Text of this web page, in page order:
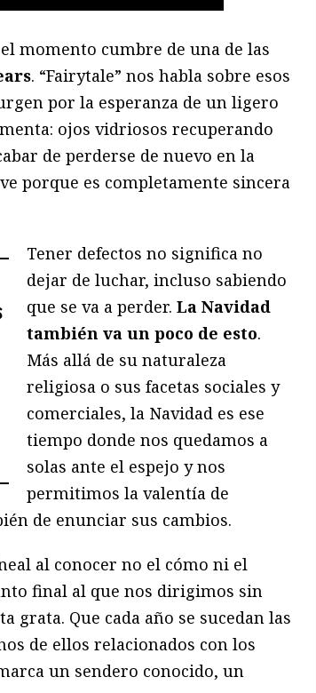
momento cumbre de una de las
. “Fairytale” nos habla sobre esos
por la esperanza de un ligero
ojos vidriosos recuperando
de perderse de nuevo en la
porque es completamente sincera
Tener defectos no significa no
dejar de luchar, incluso sabiendo
que se va a perder.La Navidad
también va un poco de esto.
Más allá de su naturaleza
religiosa o sus facetas sociales y
comerciales, la Navidad es ese
tiempo donde nos quedamos a
solas ante el espejo y nos
permitimos la valentía de
de enunciar sus cambios.
al conocer no el cómo ni el
final al que nos dirigimos sin
grata. Que cada año se sucedan las
de ellos relacionados con los
un sendero conocido, un